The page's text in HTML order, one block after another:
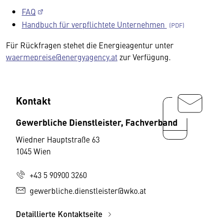
FAQ
Handbuch für verpflichtete Unternehmen
Für Rückfragen stehet die Energieagentur unter
waermepreise@energyagency.at zur Verfügung.
Kontakt
Gewerbliche Dienstleister, Fachverband
Wiedner Hauptstraße 63
1045 Wien
+43 5 90900 3260
gewerbliche.dienstleister@wko.at
Detaillierte Kontaktseite